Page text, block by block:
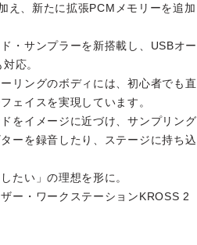
え、新たに拡張PCMメモリーを追加
・サンプラーを新搭載し、USBオー
応。
リングのボディには、初心者でも直
ェイスを実現しています。
をイメージに近づけ、サンプリング
ーを録音したり、ステージに持ち込
たい」の理想を形に。
ー・ワークステーションKROSS 2